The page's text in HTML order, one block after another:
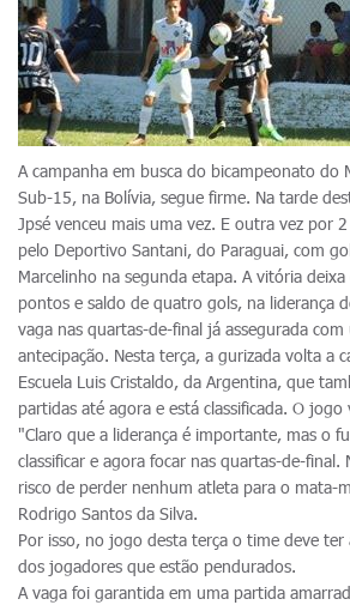
A campanha em busca do bicampeonato do
Sub-15, na Bolívia, segue firme. Na tarde
Jpsé venceu mais uma vez. E outra vez por
pelo Deportivo Santani, do Paraguai, com
Marcelinho na segunda etapa. A vitória deixa
pontos e saldo de quatro gols, na liderança
vaga nas quartas-de-final já assegurada
antecipação. Nesta terça, a gurizada volta a
Escuela Luis Cristaldo, da Argentina, que
partidas até agora e está classificada. O jogo
"Claro que a liderança é importante, mas o
classificar e agora focar nas quartas-de-final.
risco de perder nenhum atleta para o mata-
Rodrigo Santos da Silva.
Por isso, no jogo desta terça o time deve ter
dos jogadores que estão pendurados.
A vaga foi garantida em uma partida